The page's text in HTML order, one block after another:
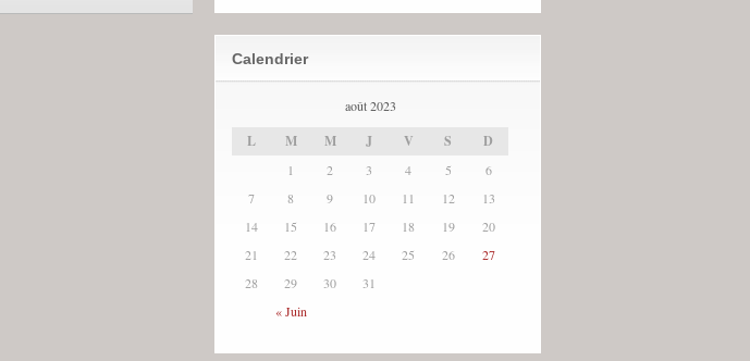
Calendrier
août 2023
L M M J V S D
« Juin
1 2 3 4 5
6
7
8 9 10 11 12
13
14
15 16 17 18 19
20
21
22 23 24 25 26
27
28
29 30 31